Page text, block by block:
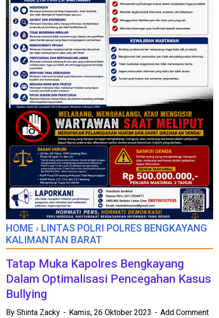
HOME › LINTAS POLRI POLRES BENGKAYANG
KALIMANTAN BARAT
Tatap Muka Kapolres Bengkayang
Dalam Optimalisasi Pencegahan Kasus
Bullying
By Shinta Zacky Kamis, 26 Oktober 2023 Add Comment